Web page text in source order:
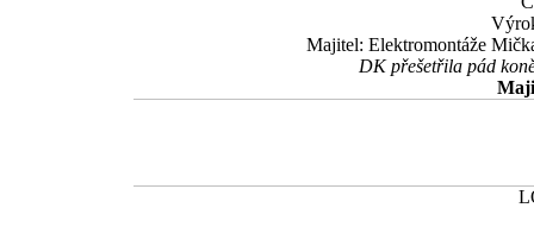
Majitel: Elektromontáže
DK přešetřila pád